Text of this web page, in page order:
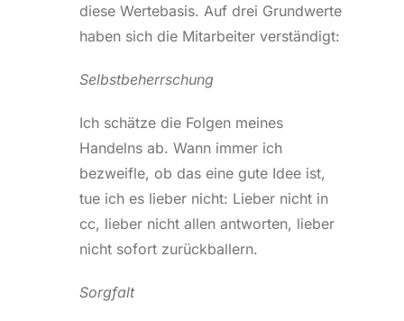
diese Wertebasis. Auf drei Grundwerte
haben sich die Mitarbeiter verständigt:
Selbstbeherrschung
Ich schätze die Folgen meines
Handelns ab. Wann immer ich
bezweifle, ob das eine gute Idee ist,
tue ich es lieber nicht: Lieber nicht in
cc, lieber nicht allen antworten, lieber
nicht sofort zurückballern.
Sorgfalt